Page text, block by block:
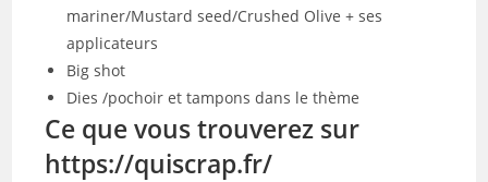
mariner/Mustard seed/Crushed Olive + ses
applicateurs
Big shot
Dies /pochoir et tampons dans le thème
Ce que vous trouverez sur
https://quiscrap.fr/